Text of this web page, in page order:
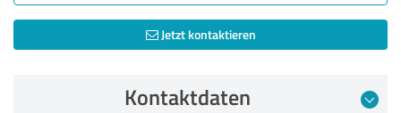
Jetzt kontaktieren
Kontaktdaten